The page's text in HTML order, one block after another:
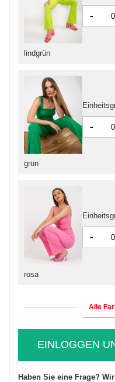
grün
-
lindgrün
-
rosa
-
Alle
EINLOGGEN
Haben Sie eine Frage?